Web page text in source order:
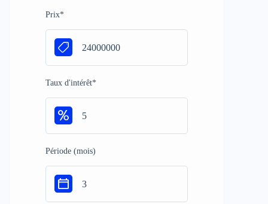
Prix*
Taux d'intérêt*
Période (mois)